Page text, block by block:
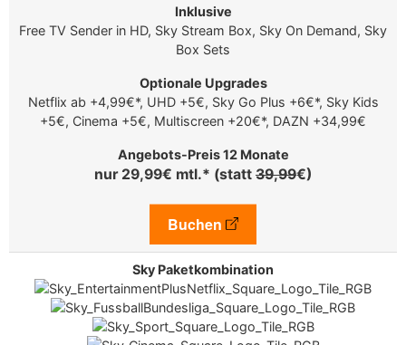
Free TV Sender in HD, Sky Stream Box, Sky On Demand, Sky
Box Sets
Netflix ab +4,99€*, UHD +5€, Sky Go Plus +6€*, Sky Kids
+5€, Cinema +5€, Multiscreen +20€*, DAZN +34,99€
nur 29,99€ mtl.* (statt 39,99€)
Buchen